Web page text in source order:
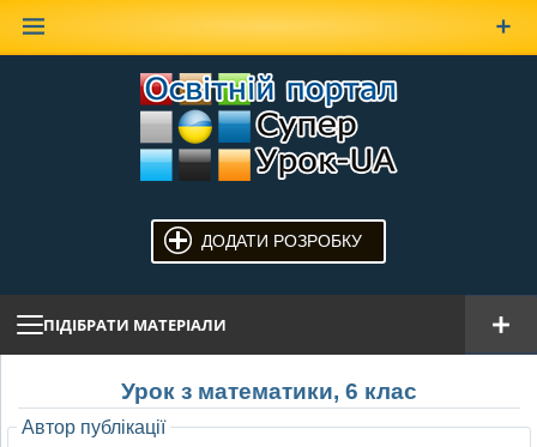
ДОДАТИ РОЗРОБКУ
ПІДІБРАТИ МАТЕРІАЛИ
Урок з математики, 6 клас
Автор публікації